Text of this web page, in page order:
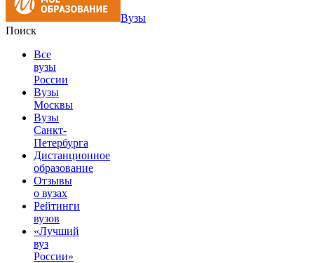
Вузы
Поиск
Все
вузы
России
Вузы
Москвы
Вузы
Санкт-
Петербурга
Дистанционное
образование
Отзывы
о вузах
Рейтинги
вузов
«Лучший
вуз
России»